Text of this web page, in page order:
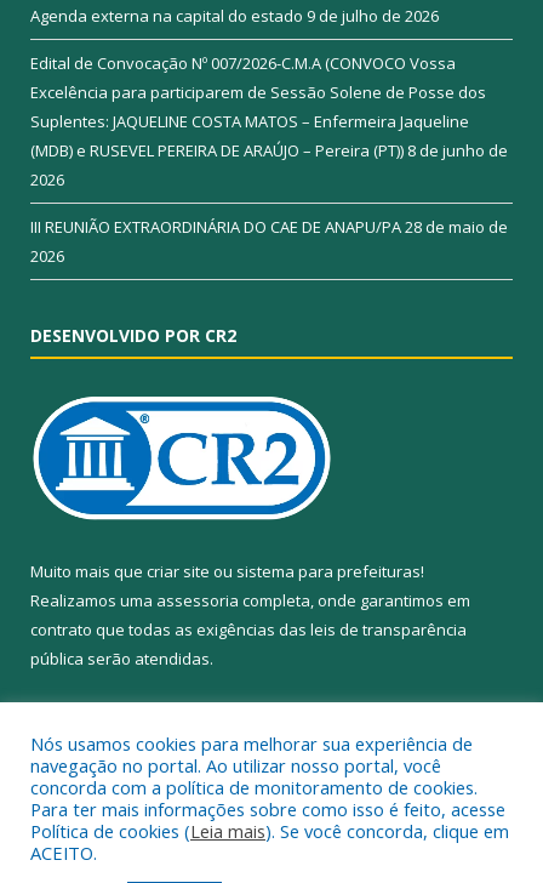
Agenda externa na capital do estado 9 de julho de 2026
Edital de Convocação Nº 007/2026-C.M.A (CONVOCO Vossa
Excelência para participarem de Sessão Solene de Posse dos
Suplentes: JAQUELINE COSTA MATOS – Enfermeira Jaqueline
(MDB) e RUSEVEL PEREIRA DE ARAÚJO – Pereira (PT)) 8 de junho de
2026
III REUNIÃO EXTRAORDINÁRIA DO CAE DE ANAPU/PA28 de maio de
2026
DESENVOLVIDO POR CR2
Muito mais que criar site ou sistema para prefeituras!
Realizamos uma assessoria completa, onde garantimos em
contrato que todas as exigências das leis de transparência
pública serão atendidas.
Todos os direitos reservados a Câmara Municipal de Anapu.
Nós usamos cookies para melhorar sua experiência de
navegação no portal. Ao utilizar nosso portal, você
concorda com a política de monitoramento de cookies.
Para ter mais informações sobre como isso é feito, acesse
Política de cookies (Leia mais). Se você concorda, clique em
ACEITO.